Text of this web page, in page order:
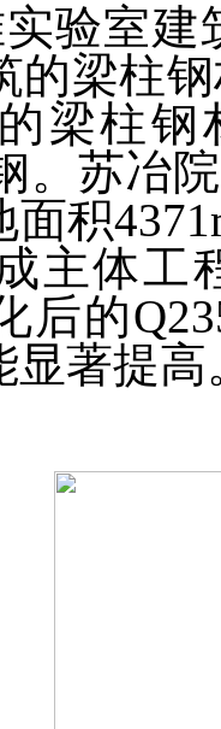
验室
的梁柱
梁柱
。苏冶
积
主体工
后的
显著提